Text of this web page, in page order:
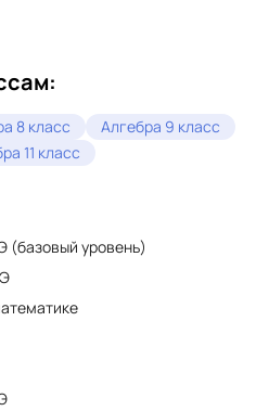
8 класс
Алгебра 9 класс
11 класс
(базовый уровень)